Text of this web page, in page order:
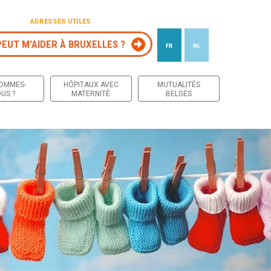
ADRESSES UTILES
M’AIDER À BRUXELLES ? FR NL
?
HÔPITAUX AVEC
MATERNITÉ
MUTUALITÉS
BELGES